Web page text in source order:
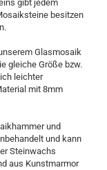
gibt jedem
besitzen
Glasmosaik
gleiche Größe bzw.
leichter
mit 8mm
und
und kann
Steinwachs
aus Kunstmarmor